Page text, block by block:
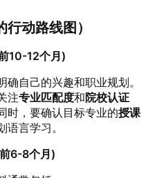
动路线图）
10-12个月)
确自己的兴趣和职业规划。
注专业匹配度和院校认证
时，要确认目标专业的授课
语言学习 。
6-8个月)